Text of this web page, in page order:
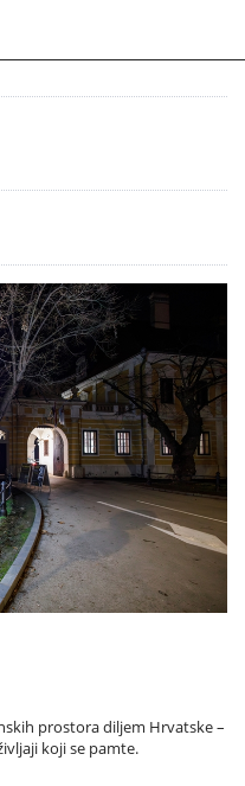
prostora diljem Hrvatske –
koji se pamte.